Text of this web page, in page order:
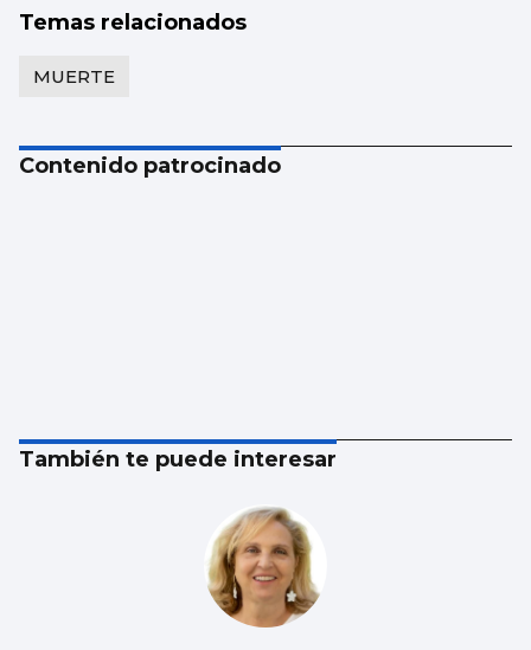
Temas relacionados
MUERTE
Contenido patrocinado
También te puede interesar